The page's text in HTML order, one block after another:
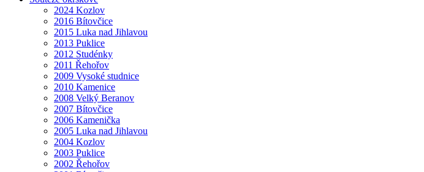
2024 Kozlov
2016 Bítovčice
2015 Luka nad Jihlavou
2013 Puklice
2012 Studénky
2011 Řehořov
2009 Vysoké studnice
2010 Kamenice
2008 Velký Beranov
2007 Bítovčice
2006 Kamenička
2005 Luka nad Jihlavou
2004 Kozlov
2003 Puklice
2002 Řehořov